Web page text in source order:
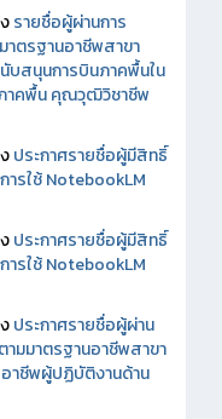
รายชื่อผู้ผ่านการ
ตรฐานอาชีพสาขา
บสนุนการบินภาคพื้นใน
าคพื้น คุณวุฒิวิชาชีพ
ประกาศรายชื่อผู้มีสิทธิ์
รใช้ NotebookLM
ประกาศรายชื่อผู้มีสิทธิ์
รใช้ NotebookLM
ประกาศรายชื่อผู้ผ่าน
มมาตรฐานอาชีพสาขา
าชีพผู้ปฏิบัติงานด้าน